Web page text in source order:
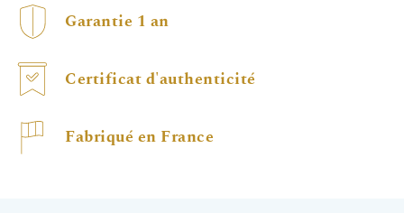
Garantie 1 an
Certificat d'authenticité
Fabriqué en France